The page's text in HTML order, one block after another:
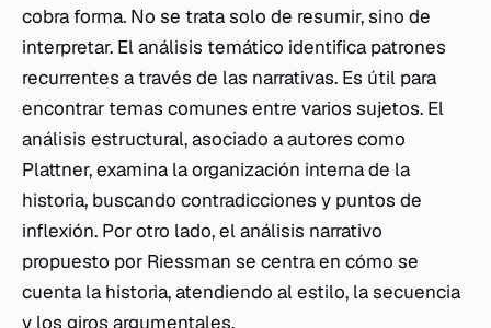
cobra forma. No se trata solo de resumir, sino de
interpretar. El análisis temático identifica patrones
recurrentes a través de las narrativas. Es útil para
encontrar temas comunes entre varios sujetos. El
análisis estructural, asociado a autores como
Plattner, examina la organización interna de la
historia, buscando contradicciones y puntos de
inflexión. Por otro lado, el análisis narrativo
propuesto por Riessman se centra en cómo se
cuenta la historia, atendiendo al estilo, la secuencia
y los giros argumentales.